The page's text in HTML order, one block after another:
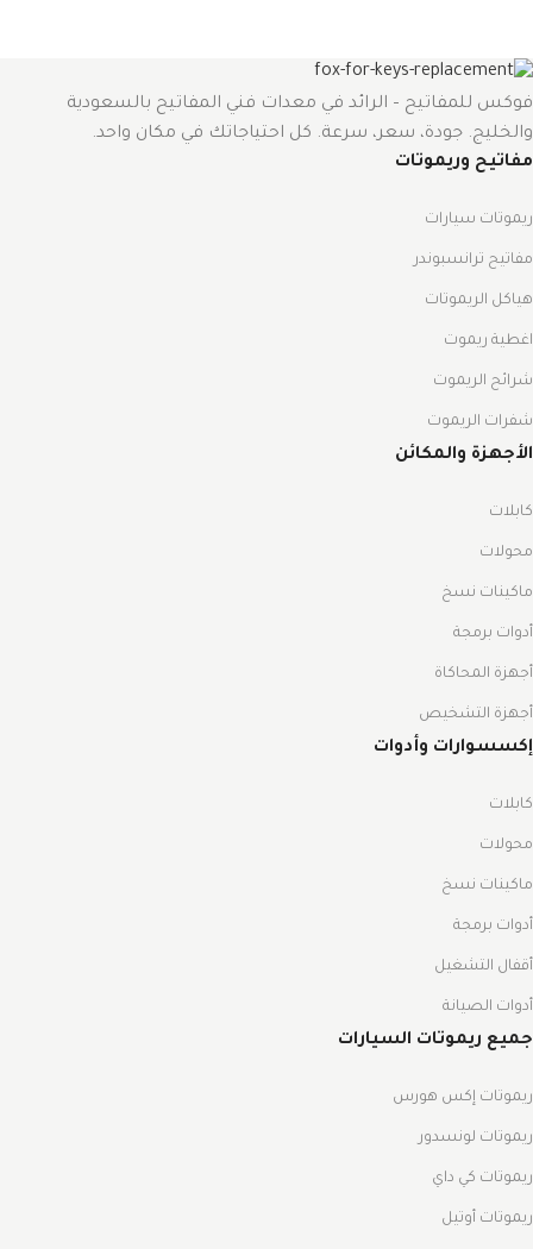
فوكس للمفاتيح – الرائد في معدات فني المفاتيح بالسعودية
والخليج. جودة، سعر، سرعة. كل احتياجاتك في مكان واحد.
مفاتيح وريموتات
ريموتات سيارات
مفاتيح ترانسبوندر
هياكل الريموتات
اغطية ريموت
شرائح الريموت
شفرات الريموت
الأجهزة والمكائن
كابلات
محولات
ماكينات نسخ
أدوات برمجة
أجهزة المحاكاة
أجهزة التشخيص
إكسسوارات وأدوات
كابلات
محولات
ماكينات نسخ
أدوات برمجة
أقفال التشغيل
أدوات الصيانة
جميع ريموتات السيارات
ريموتات إكس هورس
ريموتات لونسدور
ريموتات كي داي
ريموتات أوتيل